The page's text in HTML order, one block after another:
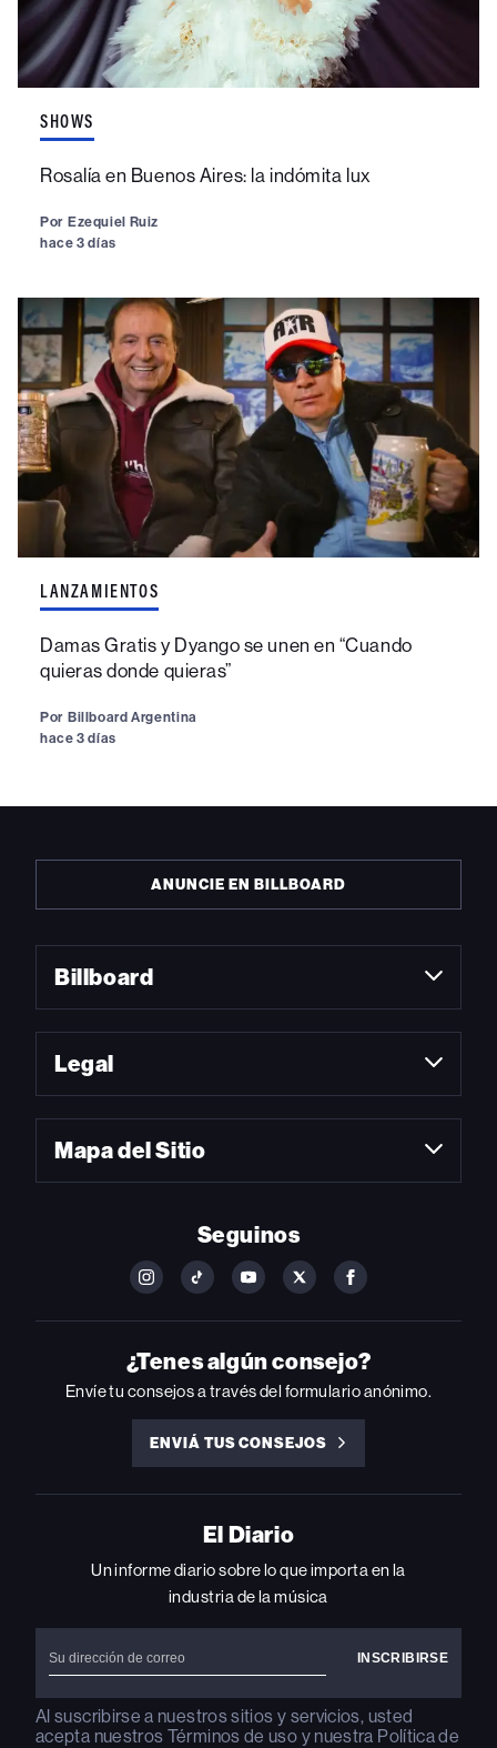
SHOWS
Rosalía en Buenos Aires: la indómita lux
Por Ezequiel Ruiz
hace 3 días
LANZAMIENTOS
Damas Gratis y Dyango se unen en “Cuando
quieras donde quieras”
Por Billboard Argentina
hace 3 días
ANUNCIE EN BILLBOARD
Billboard
Legal
Mapa del Sitio
Seguinos
FOLLOW
ON
INSTAGRAM
FOLLOW
ON
YOUTUBE
FOLLOW
ON
YOUTUBE
FOLLOW
ON
FOLLOW
ON
FACEBOOK
¿Tenes algún consejo?
Envíe tu consejos a través del formulario anónimo.
ENVIÁ TUS CONSEJOS
ENVIÁ
CONSEJOS
El Diario
Un informe diario sobre lo que importa en la
industria de la música
Al suscribirse a nuestros sitios y servicios, usted
acepta nuestros Términos de uso y nuestra Política de